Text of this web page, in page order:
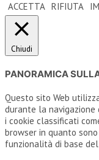
ACCETTA RIFIUTA
Chiudi
PANORAMICA
Questo sito Web
durante la navigazione
i cookie classificati
browser in quanto
funzionalità di base del